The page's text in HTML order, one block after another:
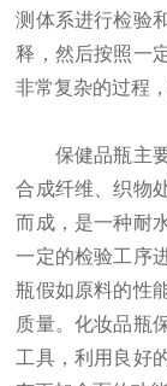
测体系进行检验
释，然后按照一
非常复杂的过程
保健品瓶主要
合成纤维、织物
而成，是一种耐
一定的检验工序
瓶假如原料的性
质量。化妆品瓶
工具，利用良好